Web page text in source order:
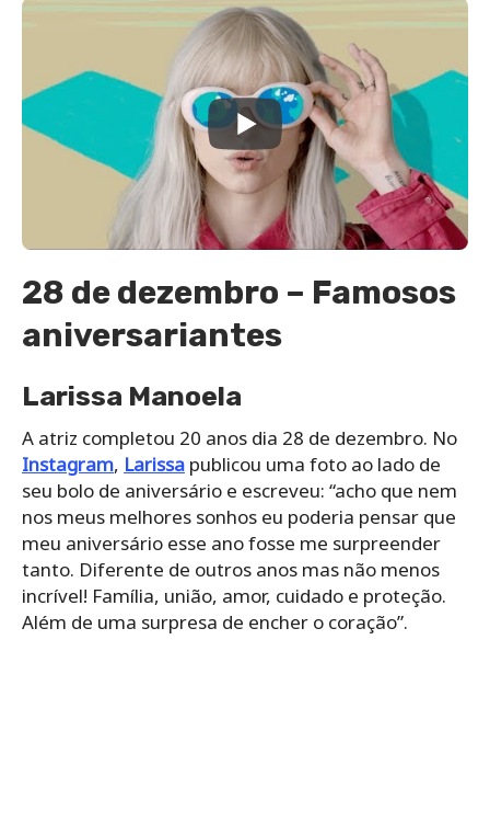
28 de dezembro – Famosos
aniversariantes
Larissa Manoela
A atriz completou 20 anos dia 28 de dezembro. No
Instagram, Larissa publicou uma foto ao lado de
seu bolo de aniversário e escreveu: “acho que nem
nos meus melhores sonhos eu poderia pensar que
meu aniversário esse ano fosse me surpreender
tanto. Diferente de outros anos mas não menos
incrível! Família, união, amor, cuidado e proteção.
Além de uma surpresa de encher o coração”.